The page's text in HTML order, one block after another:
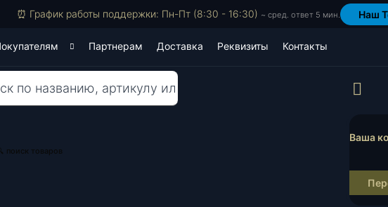
⏰ График работы поддержки: Пн-Пт (8:30 - 16:30) ~ сред. ответ 5 мин. Наш
Партнерам Доставка Реквизиты Контакты
поиск товаров
Ваша